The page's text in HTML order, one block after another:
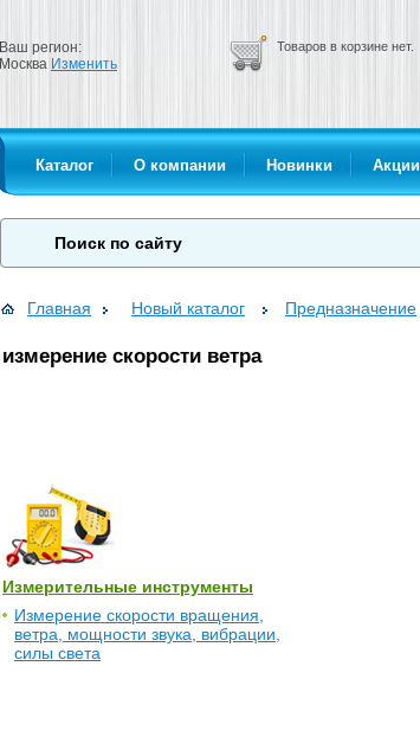
Ваш регион:
Москва Изменить
Товаров в корзине нет.
Каталог О компании Новинки Акции
Главная Новый каталог Предназначение
измерение скорости ветра
Измерительные инструменты
Измерение скорости вращения,
ветра, мощности звука, вибрации,
силы света